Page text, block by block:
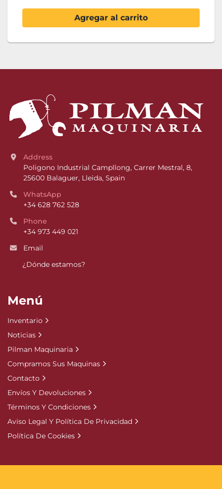
Agregar al carrito
Address
Poligono Industrial Campllong, Carrer Mestral, 8,
25600 Balaguer, Lleida, Spain
WhatsApp
+34 628 762 528
Phone
+34 973 449 021
Email
¿Dónde estamos?
Menú
Inventario
Noticias
Pilman Maquinaria
Compramos Sus Maquinas
Contacto
Envíos Y Devoluciones
Términos Y Condiciones
Aviso Legal Y Política De Privacidad
Política De Cookies